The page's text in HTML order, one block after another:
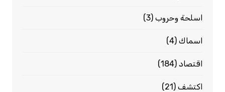
اسلحة وحروب(3)
اسماك(4)
اقتصاد(184)
اكتشف(21)